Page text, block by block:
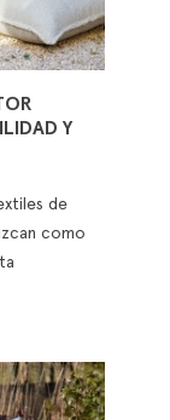
Y
de
como